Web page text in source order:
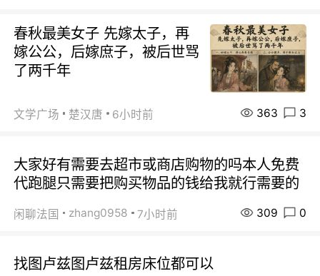
春秋最美女子 先嫁太子，再
嫁公公，后嫁庶子，被后世骂
了两千年
文学广场 楚汉唐 6小时前 363 3
大家好有需要去超市或商店购物的吗本人免费
代跑腿只需要把购买物品的钱给我就行需要的
闲聊法国 zhang0958 7小时前 309 0
找图卢兹图卢兹租房床位都可以